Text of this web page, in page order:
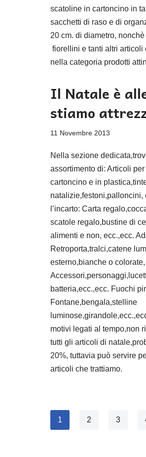
scatoline in cartoncino in
sacchetti di raso e di
20 cm. di diametro,
fiorellini e tanti altri
nella categoria prodotti
Il Natale è
stiamo
11 Novembre 2013
Nella sezione
assortimento di: Articoli
cartoncino e in
natalizie,festoni,palloncini,
l’incarto: Carta
scatole regalo,bustine di
alimenti e non, ecc.,ecc.
Retroporta,tralci,catene
esterno,bianche o
batteria,ecc.,ecc. Fuochi
Fontane,bengala,stelline
motivi legati al tempo,non
tutti gli articoli di
20%, tuttavia può servire
articoli che trattiamo.
1 2 3